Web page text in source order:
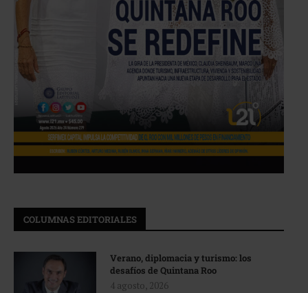
COLUMNAS EDITORIALES
Verano, diplomacia y turismo: los
desafíos de Quintana Roo
4 agosto, 2026